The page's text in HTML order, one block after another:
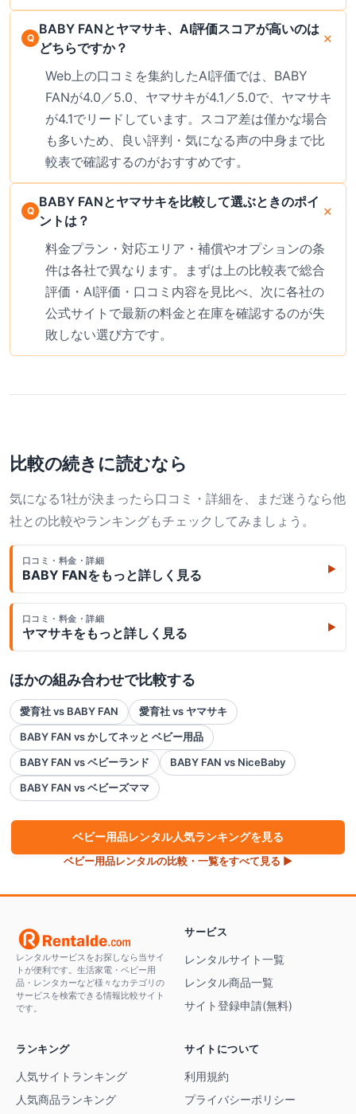
BABY FANとヤマサキ、AI評価スコアが高いのは
どちらですか？
Web上の口コミを集約したAI評価では、BABY
FANが4.0／5.0、ヤマサキが4.1／5.0で、ヤマサキ
が4.1でリードしています。スコア差は僅かな場合
も多いため、良い評判・気になる声の中身まで比
較表で確認するのがおすすめです。
BABY FANとヤマサキを比較して選ぶときのポイ
ントは？
料金プラン・対応エリア・補償やオプションの条
件は各社で異なります。まずは上の比較表で総合
評価・AI評価・口コミ内容を見比べ、次に各社の
公式サイトで最新の料金と在庫を確認するのが失
敗しない選び方です。
比較の続きに読むなら
気になる1社が決まったら口コミ・詳細を、まだ迷うなら他
社との比較やランキングもチェックしてみましょう。
口コミ・料金・詳細
BABY FANをもっと詳しく見る ▶
口コミ・料金・詳細
ヤマサキをもっと詳しく見る ▶
ほかの組み合わせで比較する
愛育社 vs BABY FAN
愛育社 vs ヤマサキ
BABY FAN vs かしてネッと ベビー用品
BABY FAN vs ベビーランド
BABY FAN vs NiceBaby
BABY FAN vs ベビーズママ
ベビー用品レンタル人気ランキングを見る
ベビー用品レンタルの比較・一覧をすべて見る ▶
レンタルサービスをお探しなら当サイ
トが便利です。生活家電・ベビー用
品・レンタカーなど様々なカテゴリの
サービスを検索できる情報比較サイト
です。
サービス
レンタルサイト一覧
レンタル商品一覧
サイト登録申請(無料)
ランキング
人気サイトランキング
人気商品ランキング
サイトについて
利用規約
プライバシーポリシー